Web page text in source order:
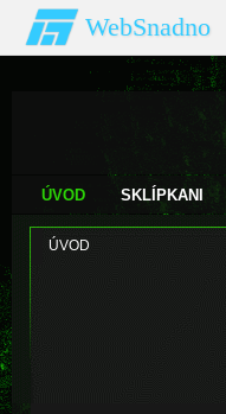
WebSnadno
ÚVOD SKLÍPKANI
ÚVOD